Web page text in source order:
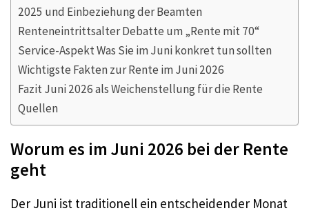
2025 und Einbeziehung der Beamten
Renteneintrittsalter Debatte um „Rente mit 70“
Service-Aspekt Was Sie im Juni konkret tun sollten
Wichtigste Fakten zur Rente im Juni 2026
Fazit Juni 2026 als Weichenstellung für die Rente
Quellen
Worum es im Juni 2026 bei der Rente
geht
Der Juni ist traditionell ein entscheidender Monat